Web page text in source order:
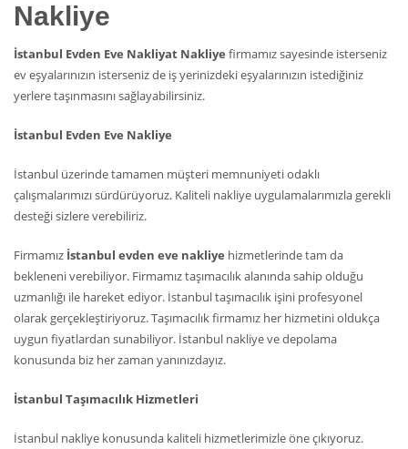
Nakliye
İstanbul Evden Eve Nakliyat Nakliye firmamız sayesinde isterseniz
ev eşyalarınızın isterseniz de iş yerinizdeki eşyalarınızın istediğiniz
yerlere taşınmasını sağlayabilirsiniz.
İstanbul Evden Eve Nakliye
İstanbul üzerinde tamamen müşteri memnuniyeti odaklı
çalışmalarımızı sürdürüyoruz. Kaliteli nakliye uygulamalarımızla gerekli
desteği sizlere verebiliriz.
Firmamız İstanbul evden eve nakliye hizmetlerinde tam da
bekleneni verebiliyor. Firmamız taşımacılık alanında sahip olduğu
uzmanlığı ile hareket ediyor. İstanbul taşımacılık işini profesyonel
olarak gerçekleştiriyoruz. Taşımacılık firmamız her hizmetini oldukça
uygun fiyatlardan sunabiliyor. İstanbul nakliye ve depolama
konusunda biz her zaman yanınızdayız.
İstanbul Taşımacılık Hizmetleri
İstanbul nakliye konusunda kaliteli hizmetlerimizle öne çıkıyoruz.